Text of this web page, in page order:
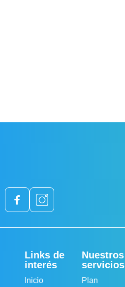
Links de
interés
Inicio
Nuestros
servicios
Plan